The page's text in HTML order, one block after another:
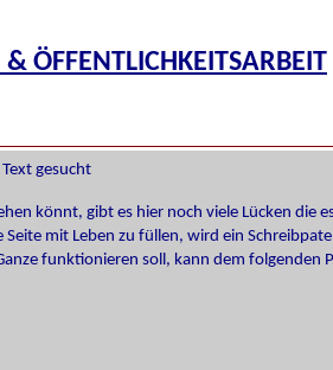
ÖFFENTLICHKEITSARBEIT